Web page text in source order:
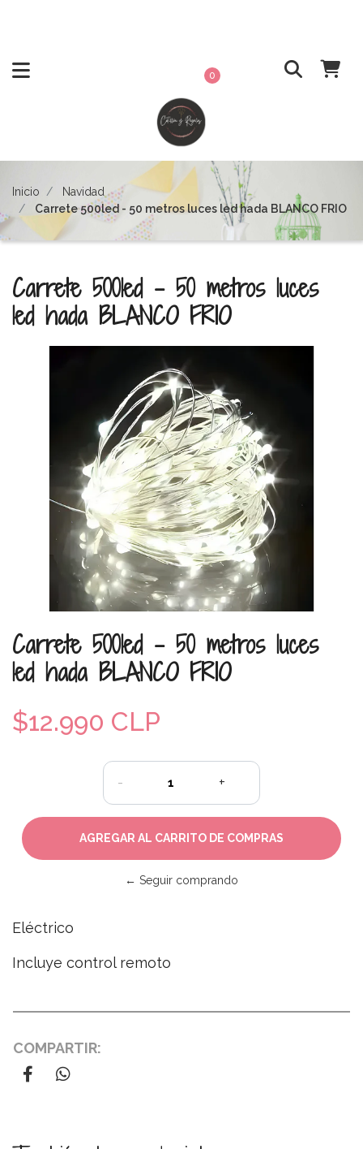
0
Inicio
Navidad
Carrete 500led - 50 metros luces led hada BLANCO FRIO
Carrete 500led - 50 metros luces
led hada BLANCO FRIO
Carrete 500led - 50 metros luces
led hada BLANCO FRIO
$12.990 CLP
- +
← Seguir comprando
Eléctrico
Incluye control remoto
COMPARTIR: